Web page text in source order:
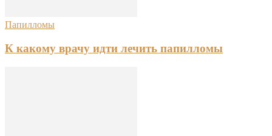
Папилломы
К какому врачу идти лечить папилломы